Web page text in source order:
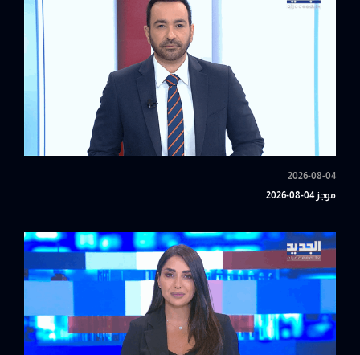
2026-08-04
موجز 04-08-2026